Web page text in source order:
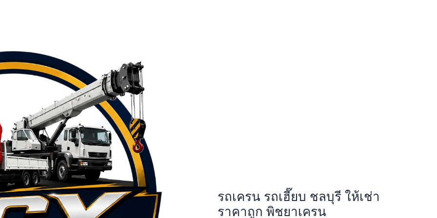
รถเครน รถเฮี๊ยบ ชลบุรี ให้เช่า
ราคาถูก พิชยาเครน